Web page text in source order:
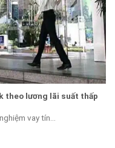
theo lương lãi suất thấp
vay tín...